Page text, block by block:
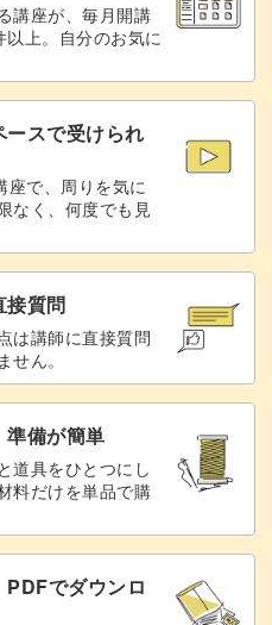
講座が、毎月開講
上。自分のお気に
スで受けられ
で、周りを気に
なく、何度でも見
接質問
は講師に直接質問
ん。
準備が簡単
道具をひとつにし
料だけを単品で購
でダウンロ